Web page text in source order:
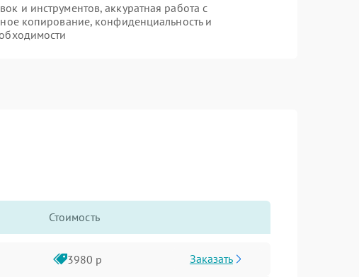
и инструментов, аккуратная работа с
копирование, конфиденциальность и
Стоимость
3980 р Заказать